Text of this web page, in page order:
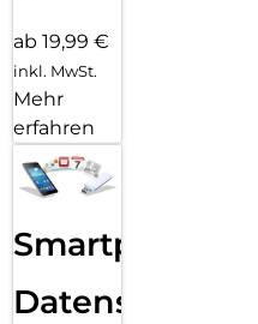
ab 19,99 €
inkl. MwSt.
Mehr
erfahren
Smartphone